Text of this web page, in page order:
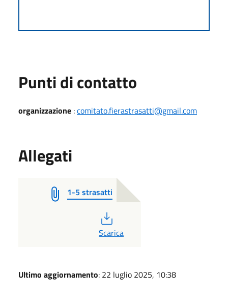
Punti di contatto
organizzazione :comitato.fierastrasatti@gmail.com
Allegati
1-5 strasatti
PDF
Scarica
Ultimo aggiornamento: 22 luglio 2025, 10:38